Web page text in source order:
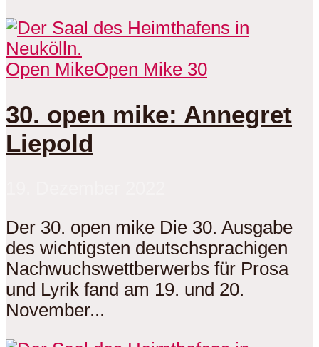
Open MikeOpen Mike 30
30. open mike: Annegret
Liepold
Der 30. open mike Die 30. Ausgabe
des wichtigsten deutschsprachigen
Nachwuchswettberwerbs für Prosa
und Lyrik fand am 19. und 20.
November...